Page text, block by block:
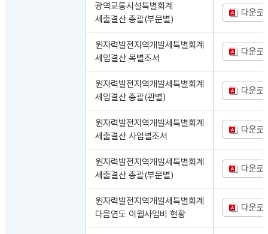
광역교통시설특별회계
세출결산 총괄(부문별)
다운로
원자력발전지역개발세특별회계
세입결산 목별조서
다운로
원자력발전지역개발세특별회계
세입결산 총괄(관별)
다운로
원자력발전지역개발세특별회계
세출결산 사업별조서
다운로
원자력발전지역개발세특별회계
세출결산 총괄(부문별)
다운로
원자력발전지역개발세특별회계
다음연도 이월사업비 현황
다운로